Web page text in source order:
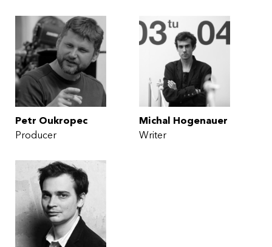
Petr Oukropec
Producer
Michal Hogenauer
Writer